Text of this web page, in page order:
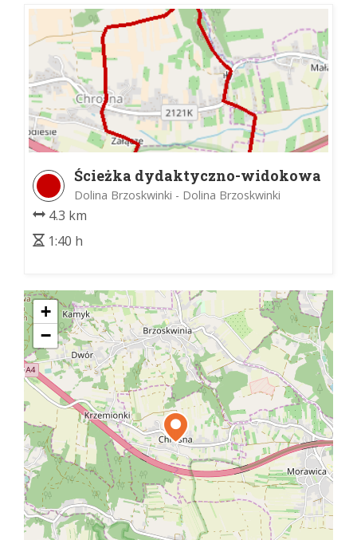
Ścieżka dydaktyczno-widokowa
Chrośnianeczka
Dolina Brzoskwinki - Dolina Brzoskwinki
4.3 km
1:40 h
+
−